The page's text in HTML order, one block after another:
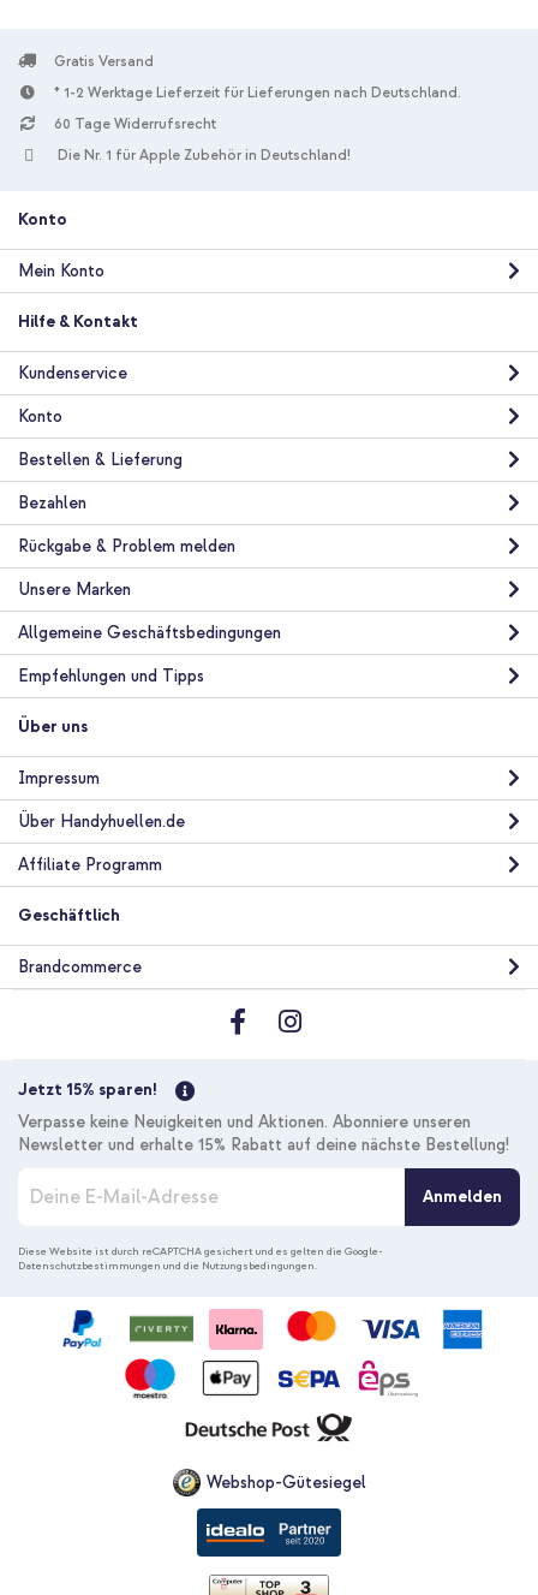
Universal
Gratis Versand
* 1-2 Werktage Lieferzeit für Lieferungen nach Deutschland.
60 Tage Widerrufsrecht
Die Nr. 1 für Apple Zubehör in Deutschland!
Konto
Mein Konto
Hilfe & Kontakt
Kundenservice
Konto
Bestellen & Lieferung
Bezahlen
Rückgabe & Problem melden
Unsere Marken
Allgemeine Geschäftsbedingungen
Empfehlungen und Tipps
Über uns
Impressum
Über Handyhuellen.de
Affiliate Programm
Geschäftlich
Brandcommerce
Jetzt 15% sparen!
Verpasse keine Neuigkeiten und Aktionen. Abonniere unseren
Newsletter und erhalte 15% Rabatt auf deine nächste Bestellung!
d
e
Anmelden
Diese Website ist durch reCAPTCHA gesichert und es gelten dieGoogle-
Datenschutzbestimmungen und die Nutzungsbedingungen.
Webshop-Gütesiegel